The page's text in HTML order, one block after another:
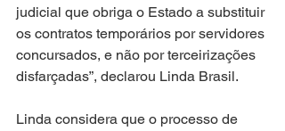
judicial que obriga o Estado a substituir
os contratos temporários por servidores
concursados, e não por terceirizações
disfarçadas”, declarou Linda Brasil.
Linda considera que o processo de